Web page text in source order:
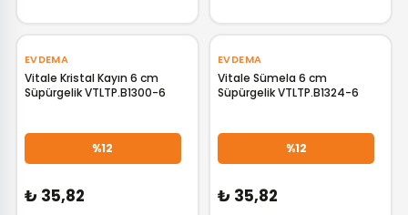
EVDEMA
Vitale Kristal Kayın 6 cm
Süpürgelik VTLTP.B1300-6
%12
₺ 35,82
EVDEMA
Vitale Sümela 6 cm
Süpürgelik VTLTP.B1324-6
%12
₺ 35,82